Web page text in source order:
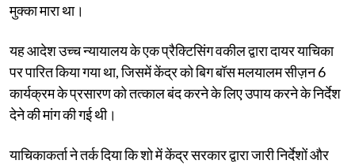
मुक्का मारा था।
यह आदेश उच्च न्यायालय के एक प्रैक्टिसिंग वकील द्वारा दायर याचिका
पर पारित किया गया था, जिसमें केंद्र को बिग बॉस मलयालम सीज़न 6
कार्यक्रम के प्रसारण को तत्काल बंद करने के लिए उपाय करने के निर्देश
देने की मांग की गई थी।
याचिकाकर्ता ने तर्क दिया कि शो में केंद्र सरकार द्वारा जारी निर्देशों और